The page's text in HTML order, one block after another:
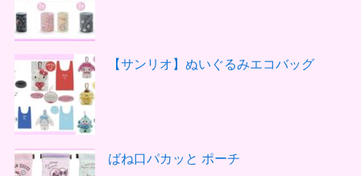
【サンリオ】ぬいぐるみエコバッグ
ばね口パカッと ポーチ